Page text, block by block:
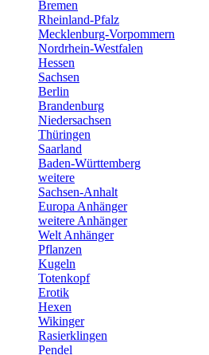
Bremen
Rheinland-Pfalz
Mecklenburg-Vorpommern
Nordrhein-Westfalen
Hessen
Sachsen
Berlin
Brandenburg
Niedersachsen
Thüringen
Saarland
Baden-Württemberg
weitere
Sachsen-Anhalt
Europa Anhänger
weitere Anhänger
Welt Anhänger
Pflanzen
Kugeln
Totenkopf
Erotik
Hexen
Wikinger
Rasierklingen
Pendel